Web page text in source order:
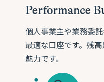
Performance
個人事業主や業務委
最適な口座です。残
魅力です。